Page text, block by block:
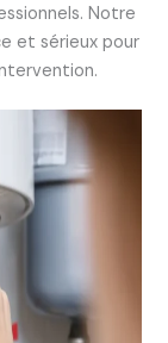
Notre
et sérieux pour